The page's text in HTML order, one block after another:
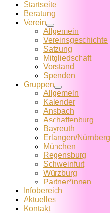
Startseite
Beratung
Verein
Allgemein
Vereins­geschichte
Satzung
Mitglied­schaft
Vorstand
Spenden
Gruppen
Allgemein
Kalender
Ansbach
Aschaffenburg
Bayreuth
Erlangen/Nürnberg
München
Regensburg
Schweinfurt
Würzburg
Partner*innen
Infobereich
Aktuelles
Kontakt